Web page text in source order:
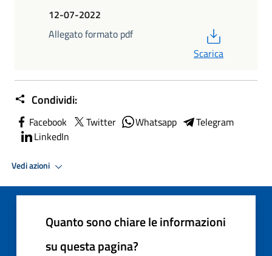
12-07-2022
Allegato formato pdf
Scarica
Condividi:
Facebook Twitter Whatsapp
Telegram
LinkedIn
Vedi azioni
Quanto sono chiare le informazioni
su questa pagina?